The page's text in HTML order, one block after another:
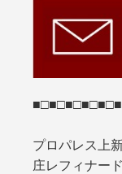
プロパレス上
庄レフィナー